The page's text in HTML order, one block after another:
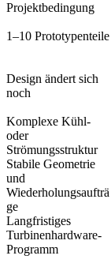
Projektbedingung
1–10 Prototypenteile
Design ändert sich
noch
Komplexe Kühl-
oder
Strömungsstruktur
Stabile Geometrie
und
Wiederholungsaufträ
ge
Langfristiges
Turbinenhardware-
Programm